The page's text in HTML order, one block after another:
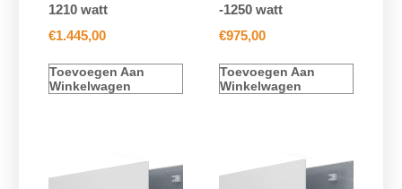
1210 watt
€1.445,00
Toevoegen Aan
Winkelwagen
-1250 watt
€975,00
Toevoegen Aan
Winkelwagen